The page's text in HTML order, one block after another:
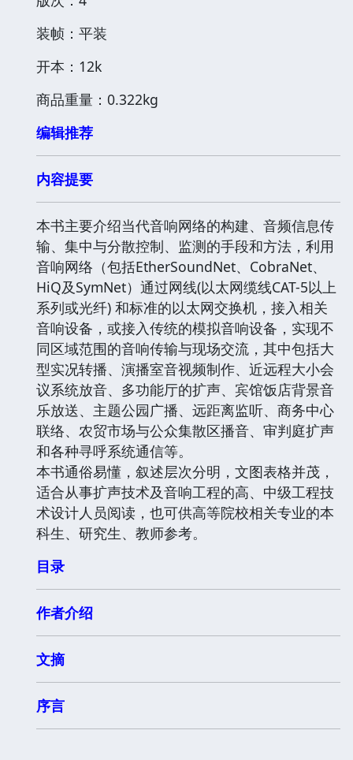
装帧：平装
开本：12k
商品重量：0.322kg
编辑推荐
内容提要
本书主要介绍当代音响网络的构建、音频信息传
输、集中与分散控制、监测的手段和方法，利用
音响网络（包括EtherSoundNet、CobraNet、
HiQ及SymNet）通过网线(以太网缆线CAT-5以上
系列或光纤) 和标准的以太网交换机，接入相关
音响设备，或接入传统的模拟音响设备，实现不
同区域范围的音响传输与现场交流，其中包括大
型实况转播、演播室音视频制作、近远程大小会
议系统放音、多功能厅的扩声、宾馆饭店背景音
乐放送、主题公园广播、远距离监听、商务中心
联络、农贸市场与公众集散区播音、审判庭扩声
和各种寻呼系统通信等。
本书通俗易懂，叙述层次分明，文图表格并茂，
适合从事扩声技术及音响工程的高、中级工程技
术设计人员阅读，也可供高等院校相关专业的本
科生、研究生、教师参考。
目录
作者介绍
文摘
序言